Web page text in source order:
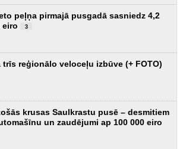
peļņa pirmajā pusgadā sasniedz 4,2
eiro
3
trīs reģionālo veloceļu izbūve (+ FOTO)
krusas Saulkrastu pusē – desmitiem
un zaudējumi ap 100 000 eiro